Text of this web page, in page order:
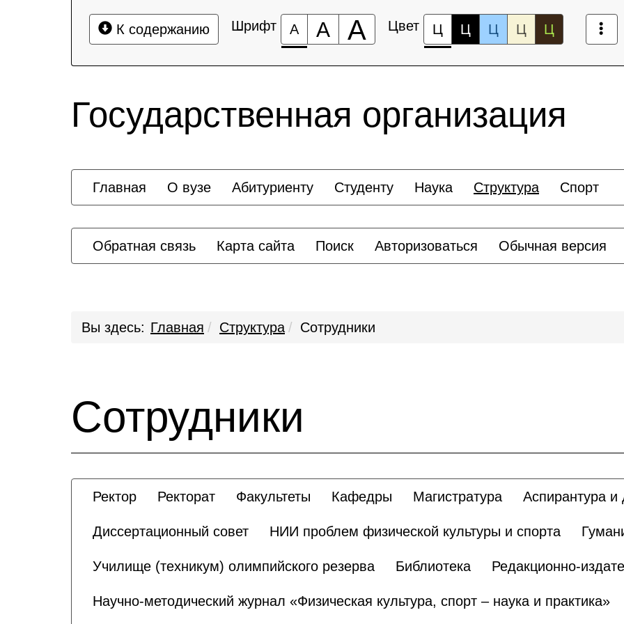
К содержанию Шрифт А А А Цвет Ц Ц Ц Ц Ц
Государственная организация
Главная О вузе Абитуриенту Студенту Наука Структура Спорт
Обратная связь Карта сайта Поиск Авторизоваться Обычная версия
Вы здесь: Главная Структура Сотрудники
Сотрудники
Ректор Ректорат Факультеты Кафедры Магистратура Аспирантура и
Диссертационный совет НИИ проблем физической культуры и спорта
Училище (техникум) олимпийского резерва Библиотека Редакционно-
Научно-методический журнал «Физическая культура, спорт – наука и практика»